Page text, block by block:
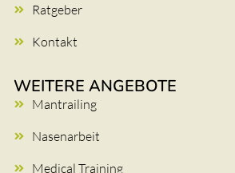
Ratgeber
Kontakt
WEITERE ANGEBOTE
Mantrailing
Nasenarbeit
Medical Training